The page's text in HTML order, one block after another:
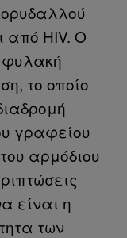
από HIV. Ο
φυλακή
το οποίο
γραφείου
αρμόδιου
είναι η
των